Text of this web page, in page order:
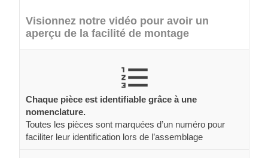
Visionnez notre vidéo pour avoir un
aperçu de la facilité de montage
Chaque pièce est identifiable grâce à une
nomenclature.
Toutes les pièces sont marquées d’un numéro pour
faciliter leur identification lors de l’assemblage